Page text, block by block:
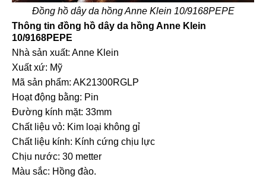
Đồng hồ dây da hồng Anne Klein 10/9168PEPE
Thông tin đồng hồ dây da hồng Anne Klein
10/9168PEPE
Nhà sản xuất: Anne Klein
Xuất xứ: Mỹ
Mã sản phẩm: AK21300RGLP
Hoạt động bằng: Pin
Đường kính mặt: 33mm
Chất liệu vỏ: Kim loại không gỉ
Chất liệu kính: Kính cứng chịu lực
Chịu nước: 30 metter
Màu sắc: Hồng đào.